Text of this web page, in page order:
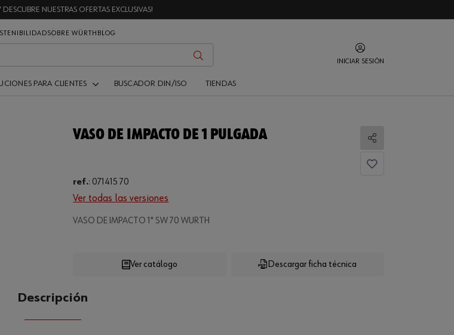
DESCUBRE NUESTRAS OFERTAS EXCLUSIVAS!
SOBRE WÜRTH BLOG
INICIAR SESIÓN
PARA CLIENTES BUSCADOR DIN/ISO TIENDAS
VASO DE IMPACTO DE 1 PULGADA
Compartir
ref.: 071415 70
Ver todas las versiones
VASO DE IMPACTO 1" SW 70 WURTH
Loading...
CANTIDAD
Descargar ficha técnica
Ver catálogo
Descripción